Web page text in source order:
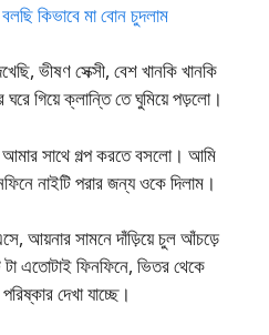
কিভাবে মা বোন চুদলাম
ভীষণ সেক্সী, বেশ খানকি খানকি
গিয়ে ক্লান্তি তে ঘুমিয়ে পড়লো।
আমার সাথে গল্প করতে বসলো। আমি
নাইটি পরার জন্য ওকে দিলাম।
আয়নার সামনে দাঁড়িয়ে চুল আঁচড়ে
এতোটাই ফিনফিনে, ভিতর থেকে
দেখা যাচ্ছে।